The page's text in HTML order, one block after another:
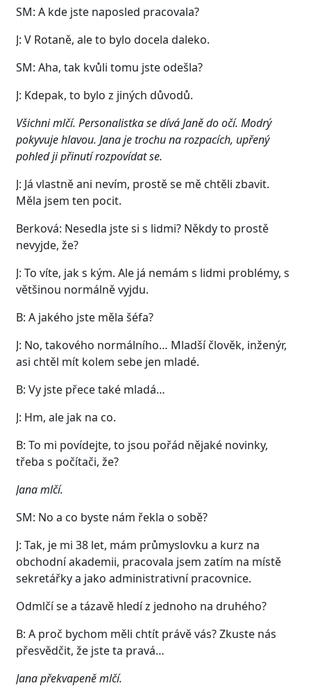
SM: A kde jste naposled pracovala?
J: V Rotaně, ale to bylo docela daleko.
SM: Aha, tak kvůli tomu jste odešla?
J: Kdepak, to bylo z jiných důvodů.
Všichni mlčí. Personalistka se dívá Janě do očí. Modrý
pokyvuje hlavou. Jana je trochu na rozpacích, upřený
pohled ji přinutí rozpovídat se.
J: Já vlastně ani nevím, prostě se mě chtěli zbavit.
Měla jsem ten pocit.
Berková: Nesedla jste si s lidmi? Někdy to prostě
nevyjde, že?
J: To víte, jak s kým. Ale já nemám s lidmi problémy, s
většinou normálně vyjdu.
B: A jakého jste měla šéfa?
J: No, takového normálního… Mladší člověk, inženýr,
asi chtěl mít kolem sebe jen mladé.
B: Vy jste přece také mladá…
J: Hm, ale jak na co.
B: To mi povídejte, to jsou pořád nějaké novinky,
třeba s počítači, že?
Jana mlčí.
SM: No a co byste nám řekla o sobě?
J: Tak, je mi 38 let, mám průmyslovku a kurz na
obchodní akademii, pracovala jsem zatím na místě
sekretářky a jako administrativní pracovnice.
Odmlčí se a tázavě hledí z jednoho na druhého?
B: A proč bychom měli chtít právě vás? Zkuste nás
přesvědčit, že jste ta pravá…
Jana překvapeně mlčí.